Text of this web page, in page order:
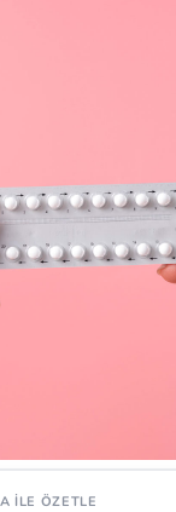
ILE ÖZETLE